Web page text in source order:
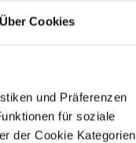
Über Cookies
und Präferenzen
für soziale
der Cookie Kategorien